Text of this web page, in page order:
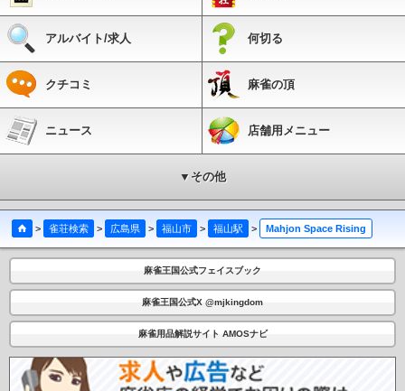
アルバイト/求人 何切る
クチコミ 麻雀の頂
ニュース 店舗用メニュー
▼その他
> 雀荘検索 > 広島県 > 福山市 > 福山駅 > Mahjon Space Rising
麻雀王国公式フェイスブック
麻雀王国公式X @mjkingdom
麻雀用品解説サイト AMOSナビ